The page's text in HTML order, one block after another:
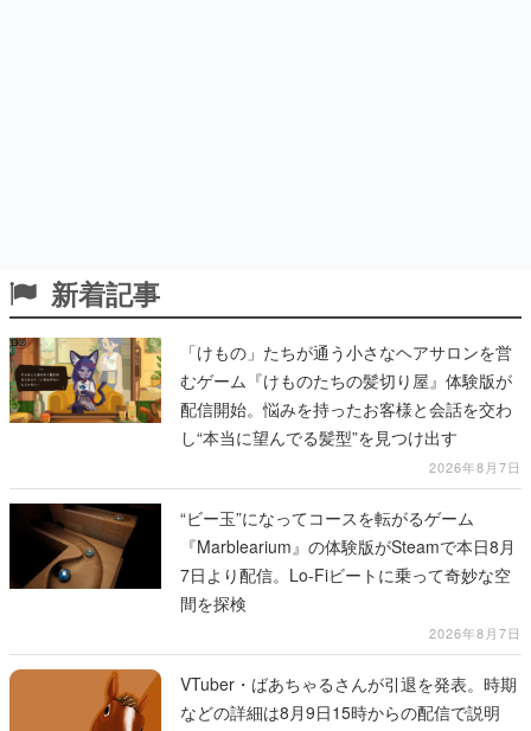
新着記事
「けもの」たちが通う小さなヘアサロンを営
むゲーム『けものたちの髪切り屋』体験版が
配信開始。悩みを持ったお客様と会話を交わ
し“本当に望んでる髪型”を見つけ出す
2026年8月7日
“ビー玉”になってコースを転がるゲーム
『Marblearium』の体験版がSteamで本日8月
7日より配信。Lo-Fiビートに乗って奇妙な空
間を探検
2026年8月7日
VTuber・ばあちゃるさんが引退を発表。時期
などの詳細は8月9日15時からの配信で説明